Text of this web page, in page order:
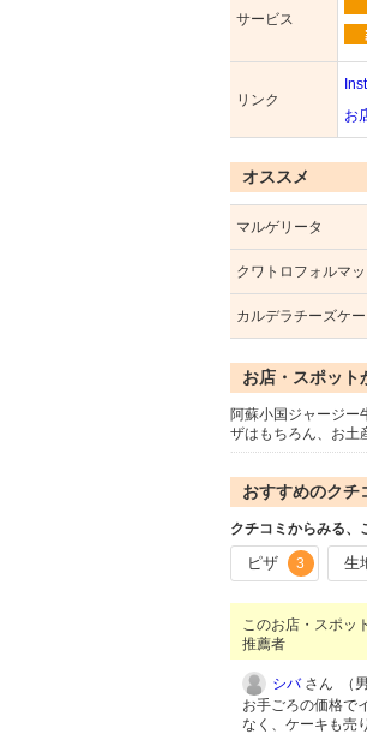
サービス
リンク
お
オススメ
マルゲリータ
クワトロフォルマ
カルデラチーズケ
お店・スポット
阿蘇小国ジャージー
ザはもちろん、お土
おすすめのクチ
クチコミからみる、
ピザ 3 生
このお店・スポッ
推薦者
シバさん （男
お手ごろの価格で
なく、ケーキも売